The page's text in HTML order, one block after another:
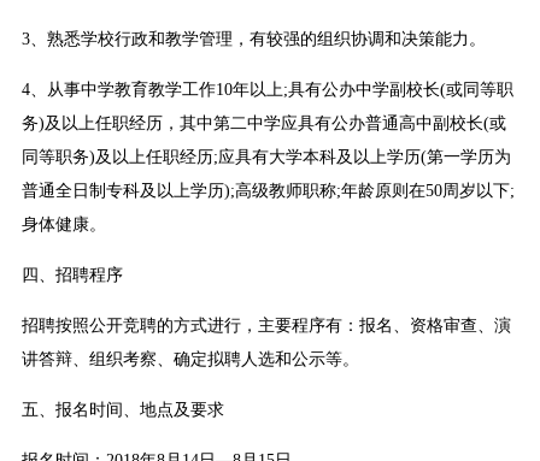
3、熟悉学校行政和教学管理，有较强的组织协调和决策能力。
4、从事中学教育教学工作10年以上;具有公办中学副校长(或同等职
务)及以上任职经历，其中第二中学应具有公办普通高中副校长(或
同等职务)及以上任职经历;应具有大学本科及以上学历(第一学历为
普通全日制专科及以上学历);高级教师职称;年龄原则在50周岁以下;
身体健康。
四、招聘程序
招聘按照公开竞聘的方式进行，主要程序有：报名、资格审查、演
讲答辩、组织考察、确定拟聘人选和公示等。
五、报名时间、地点及要求